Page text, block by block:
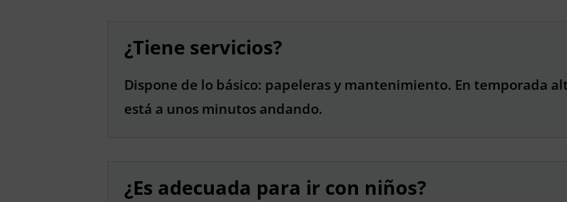
¿Tiene servicios?
Dispone de lo básico: papeleras y mantenimiento. En temporada
está a unos minutos andando.
¿Es adecuada para ir con niños?